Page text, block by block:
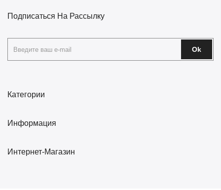
Категории
Информация
Интернет-Магазин
Подписаться На Рассылку
Ok